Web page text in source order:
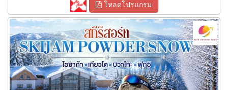
โหลดโปรแกรม
ทัวร์โอซาก้า เกียวโต บิวาโกะ ฟุกุอิ สกีรีสอร์ท SKIJAM POWDER
SNOW 6 วัน 3 คืน